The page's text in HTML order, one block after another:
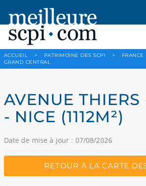
ACCUEIL > PATRIMOINE DES SCPI > FRANCE
GRAND CENTRAL
AVENUE
- NICE (1112M²)
Date de mise à jour : 07/08/2026
RETOUR À LA CARTE